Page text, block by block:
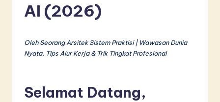
AI (2026)
Oleh Seorang Arsitek Sistem Praktisi | Wawasan Dunia
Nyata, Tips Alur Kerja & Trik Tingkat Profesional
Selamat Datang,